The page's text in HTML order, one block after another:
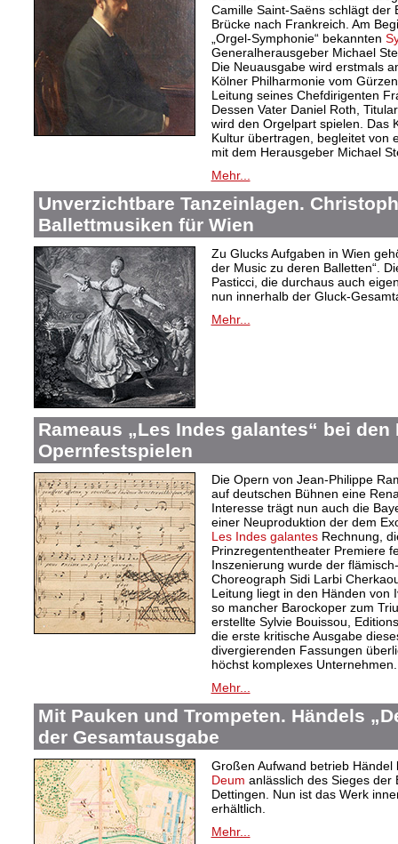
Camille Saint-Saëns schlägt der
Brücke nach Frankreich. Am
„Orgel-Symphonie“ bekannten
Generalherausgeber Michael
Die Neuausgabe wird erstmals
Kölner Philharmonie vom
Leitung seines Chefdirigenten
Dessen Vater Daniel Roth,
wird den Orgelpart spielen. Das
Kultur übertragen, begleitet von
mit dem Herausgeber Michael
Mehr...
Unverzichtbare Tanzeinlagen.
Ballettmusiken für Wien
Zu Glucks Aufgaben in Wien
der Music zu deren Balletten“.
Pasticci, die durchaus auch
nun innerhalb der Gluck-
Mehr...
Rameaus „Les Indes galantes“ bei den
Opernfestspielen
Die Opern von Jean-Philippe
auf deutschen Bühnen eine
Interesse trägt nun auch die
einer Neuproduktion der dem
Les Indes galantesRechnung,
Prinzregententheater Premiere
Inszenierung wurde der
Choreograph Sidi Larbi
Leitung liegt in den Händen von
so mancher Barockoper zum
erstellte Sylvie Bouissou,
die erste kritische Ausgabe
divergierenden Fassungen
höchst komplexes Unternehmen.
Mehr...
Mit Pauken und Trompeten. Händels
der Gesamtausgabe
Großen Aufwand betrieb
Deum anlässlich des Sieges der
Dettingen. Nun ist das Werk
erhältlich.
Mehr...